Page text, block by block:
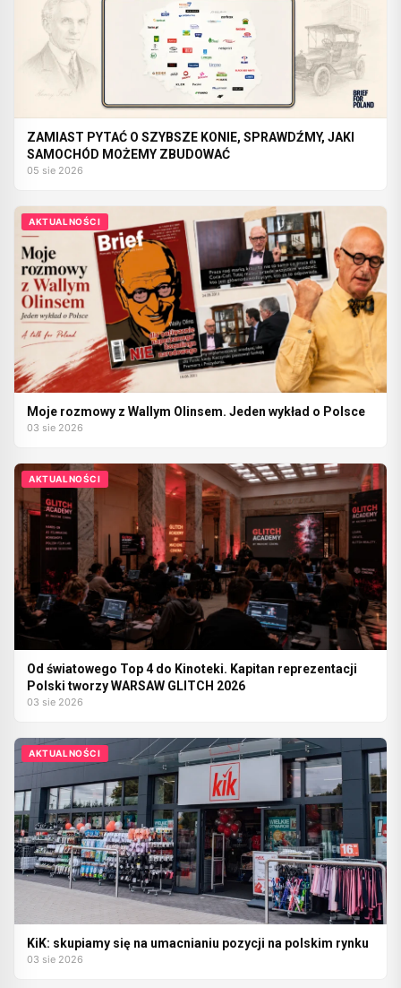
ZAMIAST PYTAĆ O SZYBSZE KONIE, SPRAWDŹMY, JAKI
SAMOCHÓD MOŻEMY ZBUDOWAĆ
05 sie 2026
AKTUALNOŚCI
Moje rozmowy z Wallym Olinsem. Jeden wykład o Polsce
03 sie 2026
AKTUALNOŚCI
Od światowego Top 4 do Kinoteki. Kapitan reprezentacji
Polski tworzy WARSAW GLITCH 2026
03 sie 2026
AKTUALNOŚCI
KiK: skupiamy się na umacnianiu pozycji na polskim rynku
03 sie 2026